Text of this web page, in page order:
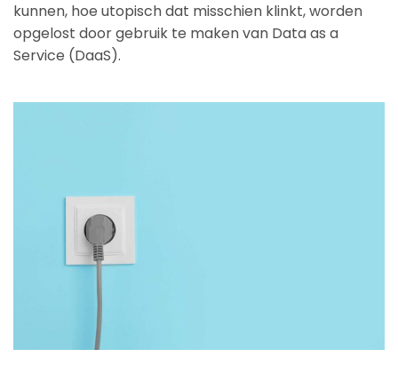
kunnen, hoe utopisch dat misschien klinkt, worden
opgelost door gebruik te maken van Data as a
Service (DaaS).